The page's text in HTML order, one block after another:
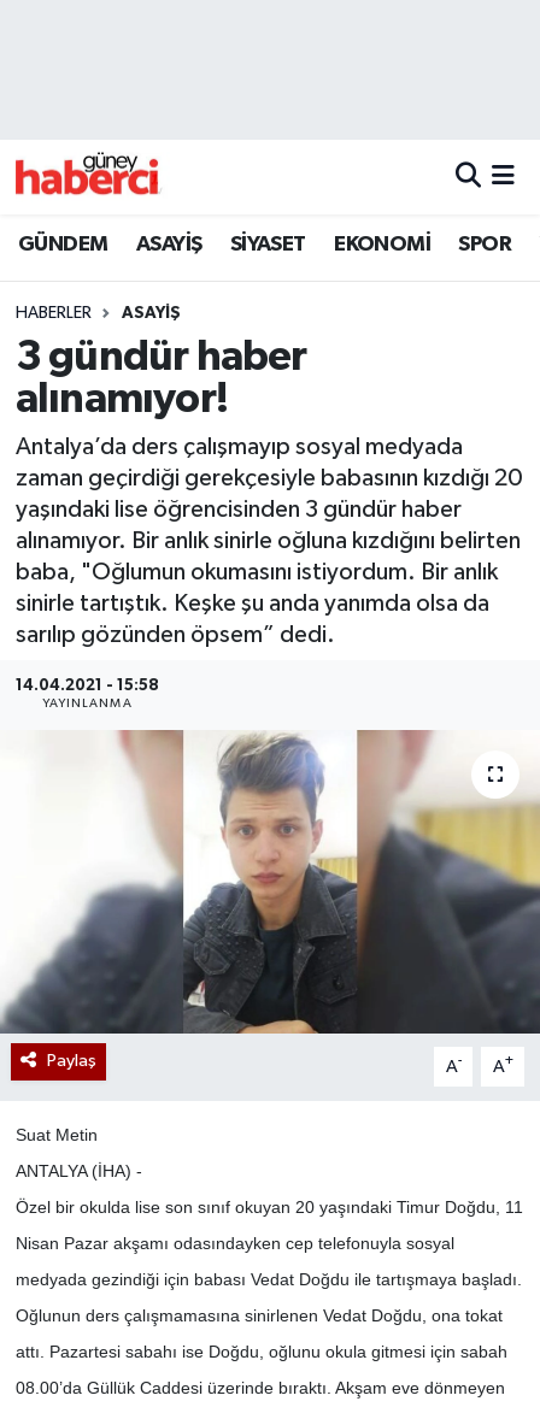
GÜNDEM ASAYİŞ SİYASET EKONOMİ SPOR
HABERLER ASAYİŞ
3 gündür haber
alınamıyor!
Antalya’da ders çalışmayıp sosyal medyada
zaman geçirdiği gerekçesiyle babasının kızdığı 20
yaşındaki lise öğrencisinden 3 gündür haber
alınamıyor. Bir anlık sinirle oğluna kızdığını belirten
baba, "Oğlumun okumasını istiyordum. Bir anlık
sinirle tartıştık. Keşke şu anda yanımda olsa da
sarılıp gözünden öpsem” dedi.
14.04.2021 - 15:58
YAYINLANMA
Paylaş A- A+
Suat Metin
ANTALYA (İHA) -
Özel bir okulda lise son sınıf okuyan 20 yaşındaki Timur Doğdu, 11
Nisan Pazar akşamı odasındayken cep telefonuyla sosyal
medyada gezindiği için babası Vedat Doğdu ile tartışmaya başladı.
Oğlunun ders çalışmamasına sinirlenen Vedat Doğdu, ona tokat
attı. Pazartesi sabahı ise Doğdu, oğlunu okula gitmesi için sabah
08.00’da Güllük Caddesi üzerinde bıraktı. Akşam eve dönmeyen
Beyoğlu Trafik Yoğunluk Haritası
Son Dakika Haberleri
Haber Arşivi